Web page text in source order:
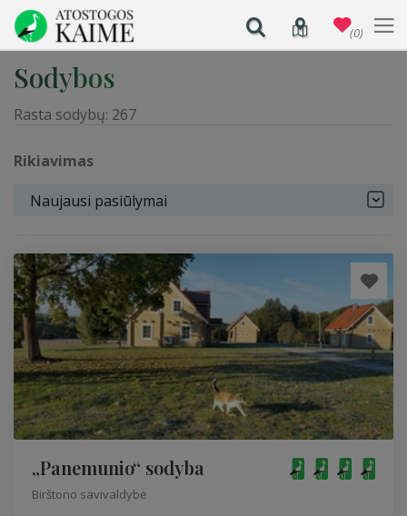
Sodybos
Rasta sodybų: 267
Rikiavimas
Naujausi pasiūlymai
„Panemunio“ sodyba
Birštono savivaldybė
(0)